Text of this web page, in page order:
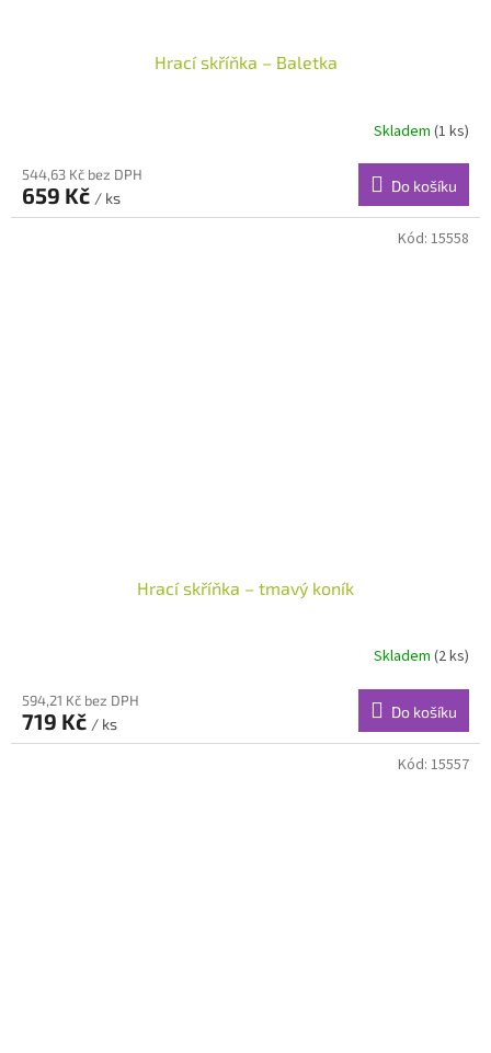
Hrací skříňka – Baletka
Skladem (1 ks)
544,63 Kč bez DPH
659 Kč / ks
Do košíku
Hrací skříňka – tmavý koník
Skladem (2 ks)
594,21 Kč bez DPH
719 Kč / ks
Do košíku
Kód: 15558
Kód: 15557